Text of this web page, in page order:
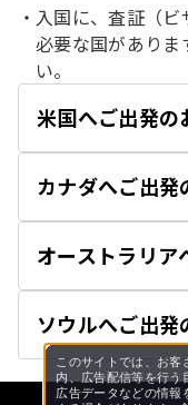
入国に、査証（
必要な国がありま
い。
米国へご出発の
カナダへご出発
オーストラリア
ソウルへご出発
このサイトでは、お客
内、広告配信等を行う
広告データなどの情報